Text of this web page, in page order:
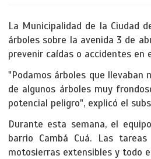
La Municipalidad de la Ciudad
árboles sobre la avenida 3 de
prevenir caídas o accidentes en
"Podamos árboles que llevaban
de algunos árboles muy
potencial peligro", explicó el
Durante esta semana, el
barrio Cambá Cuá. Las
motosierras extensibles y todo